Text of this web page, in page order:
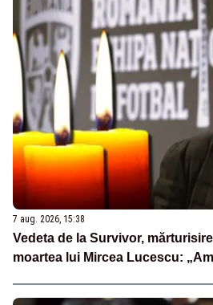
7 aug. 2026, 15:38
Vedeta de la Survivor,
moartea lui Mircea Lucescu: